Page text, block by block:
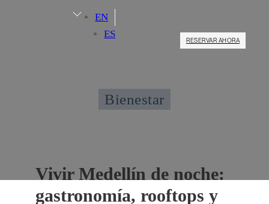
EN
ES
RESERVAR AHORA
Bienestar
Vivir Medellín de noche:
gastronomía, rooftops y